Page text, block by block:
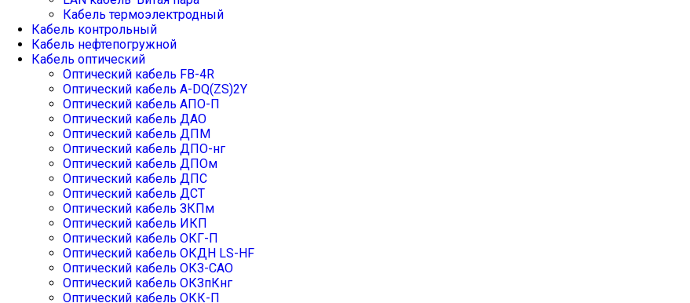
Кабель термоэлектродный
Кабель контрольный
Кабель нефтепогружной
Кабель оптический
Оптический кабель FB-4R
Оптический кабель А-DQ(ZS)2Y
Оптический кабель АПО-П
Оптический кабель ДАО
Оптический кабель ДПМ
Оптический кабель ДПО-нг
Оптический кабель ДПОм
Оптический кабель ДПС
Оптический кабель ДСТ
Оптический кабель ЗКПм
Оптический кабель ИКП
Оптический кабель ОКГ-П
Оптический кабель ОКДН LS-HF
Оптический кабель ОКЗ-САО
Оптический кабель ОКЗпКнг
Оптический кабель ОКК-П